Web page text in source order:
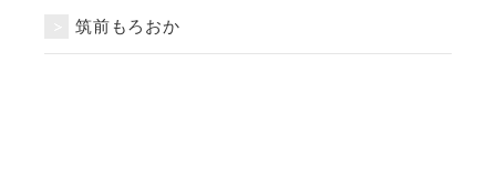
筑前もろおか